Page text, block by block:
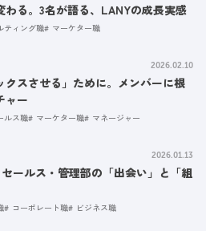
る。3名が語る、LANYの成長実感
ティング職 マーケター職
2026.02.10
クスさせる」ために。メンバーに根
ャー
ルス職 マーケター職 マネージャー
2026.01.13
ールス・管理部の「出会い」と「組
コーポレート職 ビジネス職